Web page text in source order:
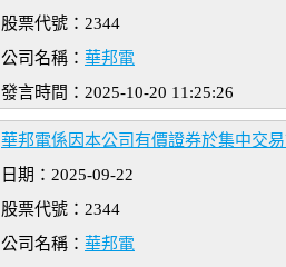
股票代號：2344
公司名稱： 華邦電
發言時間：2025-10-20 11:25:26
華邦電係因本公司有價證券於集中交
日期：2025-09-22
股票代號：2344
公司名稱： 華邦電